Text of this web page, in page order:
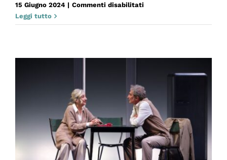
15 Giugno 2024 | Commenti disabilitatisu
Leggi tutto